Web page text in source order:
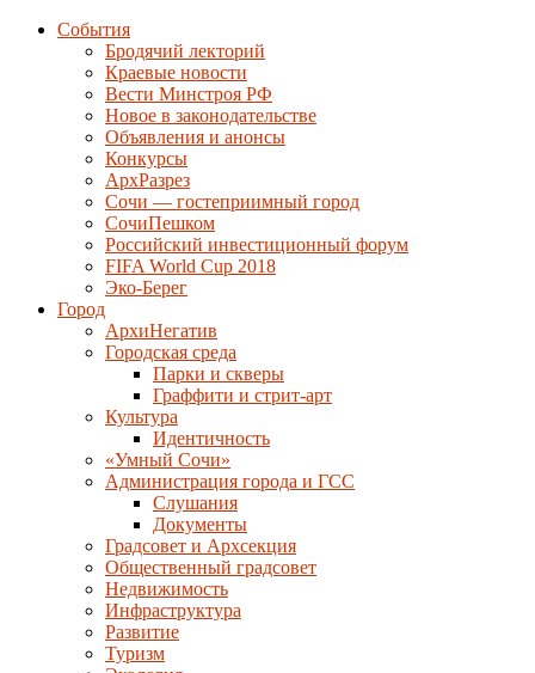
События
Бродячий лекторий
Краевые новости
Вести Минстроя РФ
Новое в законодательстве
Объявления и анонсы
Конкурсы
АрхРазрез
Сочи — гостеприимный город
СочиПешком
Российский инвестиционный форум
FIFA World Cup 2018
Эко-Берег
Город
АрхиНегатив
Городская среда
Парки и скверы
Граффити и стрит-арт
Культура
Идентичность
«Умный Сочи»
Администрация города и ГСС
Слушания
Документы
Градсовет и Архсекция
Общественный градсовет
Недвижимость
Инфраструктура
Развитие
Туризм